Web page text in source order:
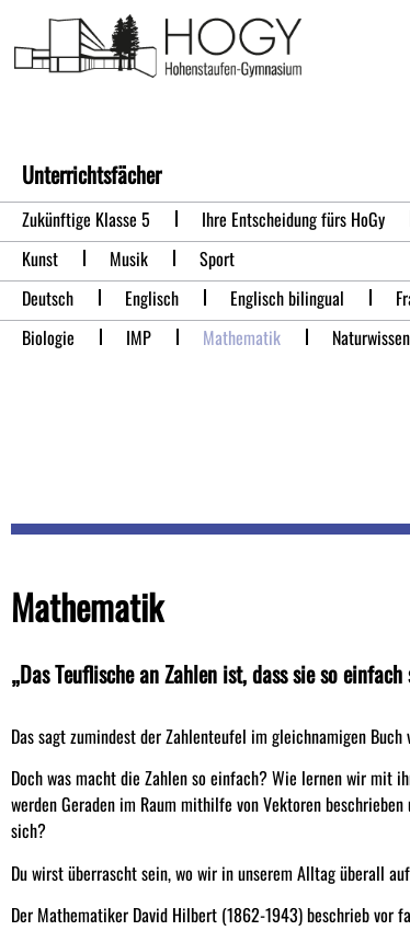
Mathematik
Unterrichtsfächer
Zukünftige Klasse 5 Ihre Entscheidung fürs HoGy
Kunst
Musik
Sport
Deutsch
Englisch Englisch bilingual
Biologie
IMP Mathematik
Mathematik
„Das Teuflische an Zahlen ist, dass sie so einfach
Das sagt zumindest der Zahlenteufel im gleichnamigen Buch
Doch was macht die Zahlen so einfach? Wie lernen wir mit
werden Geraden im Raum mithilfe von Vektoren
sich?
Du wirst überrascht sein, wo wir in unserem Alltag überall
Der Mathematiker David Hilbert (1862-1943) beschrieb vor